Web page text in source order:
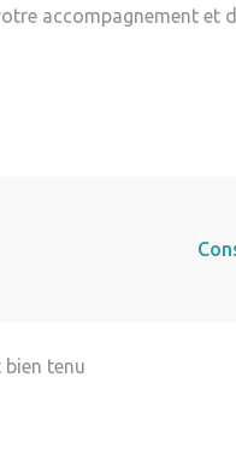
accompagnement et
tenu